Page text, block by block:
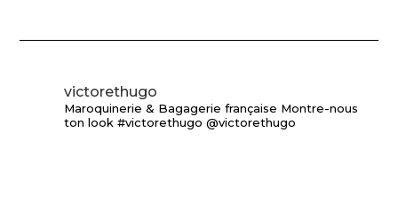
victorethugo
Maroquinerie & Bagagerie française Montre-nous
ton look #victorethugo @victorethugo